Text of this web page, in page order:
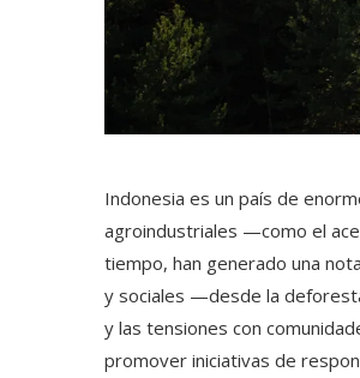
Indonesia es un país de
agroindustriales —como el
tiempo, han generado una
y sociales —desde la
y las tensiones con
promover iniciativas de